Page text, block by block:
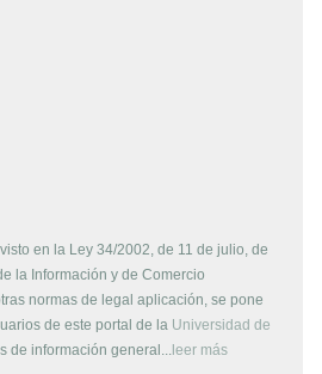
en la Ley 34/2002, de 11 de julio, de
la Información y de Comercio
normas de legal aplicación, se pone
de este portal de la Universidad de
de información general... leer más